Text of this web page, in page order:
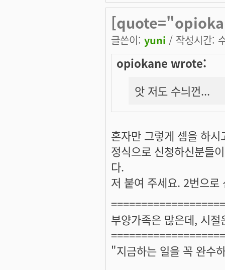
글쓴이: yuni / 작성시간:
opiokane wrote:
앗 저도 수늬껀...
혼자만 그렇게 셈을 하
정식으로 신청하신분들
다.
저 붙여 주세요. 2번으로
부양가족은 많은데, 시
"지금하는 일을 꼭 완수